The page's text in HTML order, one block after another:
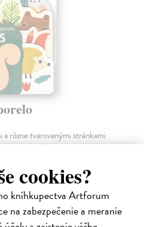
cookies?
kníhkupectva Artforum
na zabezpečenie a meranie
a rôzne tvarovanými stránkami
životom v lese.